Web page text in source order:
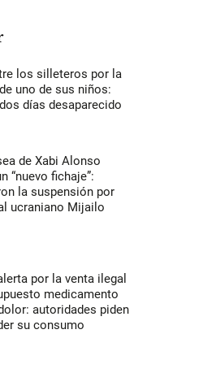
los silleteros por la
uno de sus niños:
dos días desaparecido
de Xabi Alonso
“nuevo fichaje”:
la suspensión por
ucraniano Mijailo
por la venta ilegal
medicamento
autoridades piden
su consumo